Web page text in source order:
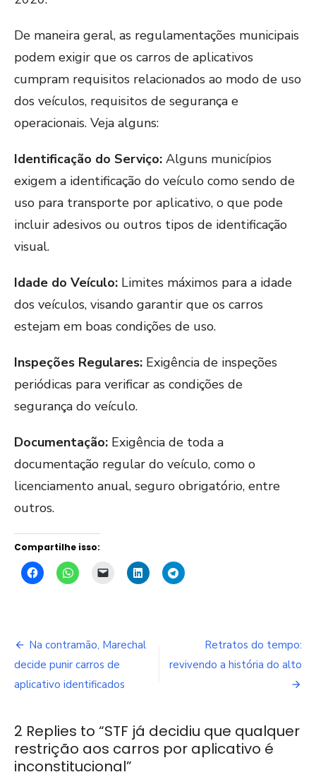
De maneira geral, as regulamentações municipais
podem exigir que os carros de aplicativos
cumpram requisitos relacionados ao modo de uso
dos veículos, requisitos de segurança e
operacionais. Veja alguns:
Identificação do Serviço: Alguns municípios
exigem a identificação do veículo como sendo de
uso para transporte por aplicativo, o que pode
incluir adesivos ou outros tipos de identificação
visual.
Idade do Veículo: Limites máximos para a idade
dos veículos, visando garantir que os carros
estejam em boas condições de uso.
Inspeções Regulares: Exigência de inspeções
periódicas para verificar as condições de
segurança do veículo.
Documentação: Exigência de toda a
documentação regular do veículo, como o
licenciamento anual, seguro obrigatório, entre
outros.
Compartilhe isso:
Navegação
de
Post
Na contramão, Marechal
decide punir carros de
aplicativo identificados
Retratos do tempo:
revivendo a história do alto
2 Replies to “STF já decidiu que qualquer
restrição aos carros por aplicativo é
inconstitucional”